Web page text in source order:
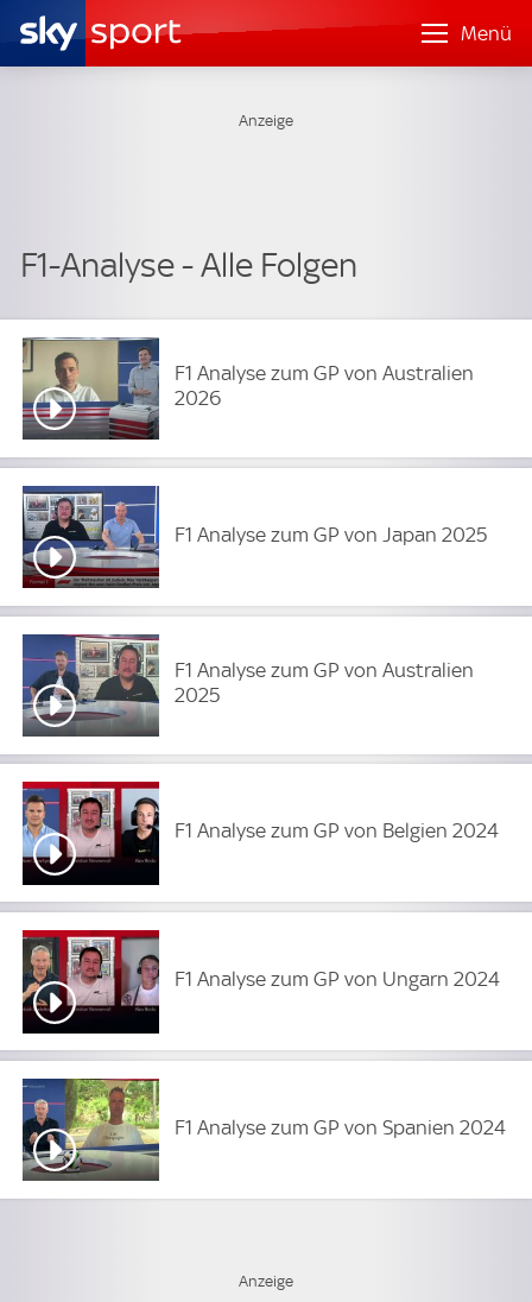
Menü
F1-Analyse - Alle Folgen
F1 Analyse zum GP von Australien
2026
F1 Analyse zum GP von Japan 2025
F1 Analyse zum GP von Australien
2025
F1 Analyse zum GP von Belgien 2024
F1 Analyse zum GP von Ungarn 2024
F1 Analyse zum GP von Spanien 2024